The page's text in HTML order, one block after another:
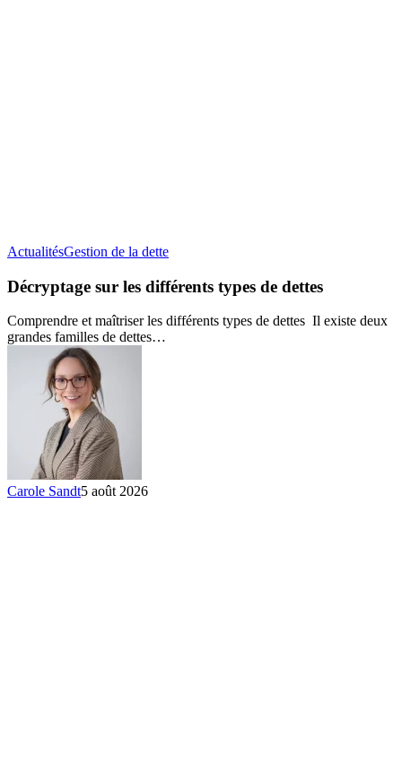
ActualitésGestion de la detteDécryptage
les
types
Décryptage sur les différents types de dettes
Comprendre et maîtriser les différents types de dettes Il existe deux
grandes familles de dettes…
Carole Sandt5 août 2026